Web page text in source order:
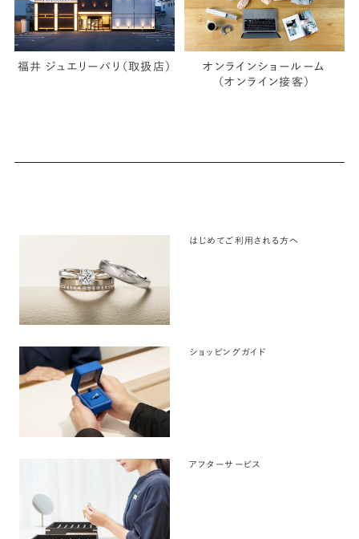
福井 ジュエリーパリ（取扱店）
オンラインショールーム
（オンライン接客）
はじめてご利用される方へ
ショッピングガイド
アフターサービス